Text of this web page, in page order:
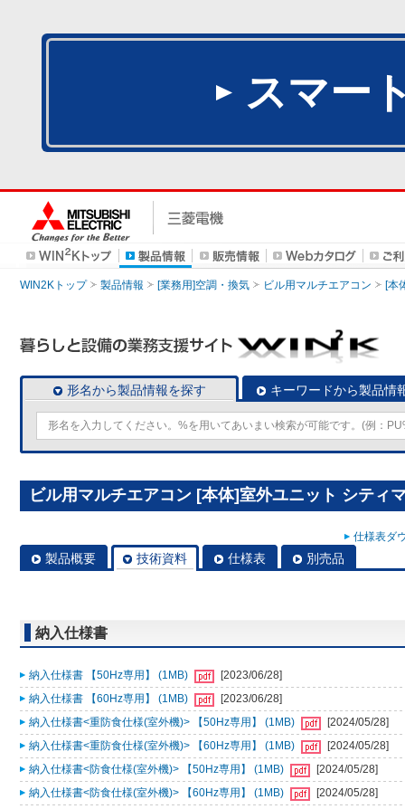
スマー
WIN2Kトップ 製品情報 [業務用]空調・換気 ビル用マルチエアコン [本
形名から製品情報を探す キーワードから製品情
ビル用マルチエアコン [本体]室外ユニット シティ
仕様表ダ
製品概要 技術資料 仕様表 別売品
納入仕様書
納入仕様書 【50Hz専用】 (1MB)
[2023/06/28]
納入仕様書 【60Hz専用】 (1MB)
[2023/06/28]
納入仕様書<重防食仕様(室外機)> 【50Hz専用】 (1MB)
[2024/05/28]
納入仕様書<重防食仕様(室外機)> 【60Hz専用】 (1MB)
[2024/05/28]
納入仕様書<防食仕様(室外機)> 【50Hz専用】 (1MB)
[2024/05/28]
納入仕様書<防食仕様(室外機)> 【60Hz専用】 (1MB)
[2024/05/28]